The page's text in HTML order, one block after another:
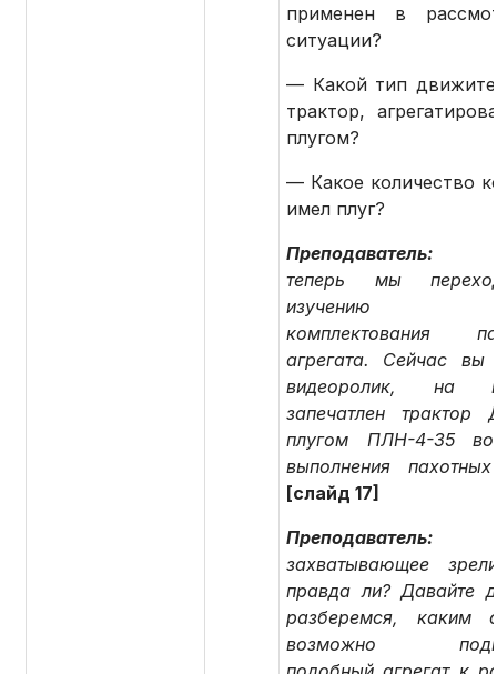
применен в
ситуации?
— Какой тип
трактор,
плугом?
— Какое количество
имел плуг?
теперь мы
изучению
комплектования
агрегата. Сейчас вы
видеоролик, на
запечатлен трактор
плугом ПЛН-4-35
выполнения
[слайд 17]
захватывающее
правда ли? Давайте
разберемся, каким
возможно